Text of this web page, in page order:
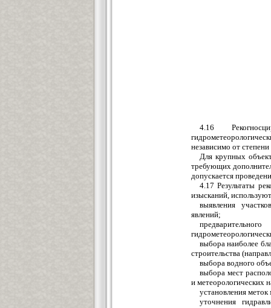
4.16
независимо от
Для крупных
требующих
допускается
4.17 Результаты
изысканий,
выявления
явлений;
выбора наиболее
строительства
выбора водного
выбора мест
и метеорологических
установления
уточнения